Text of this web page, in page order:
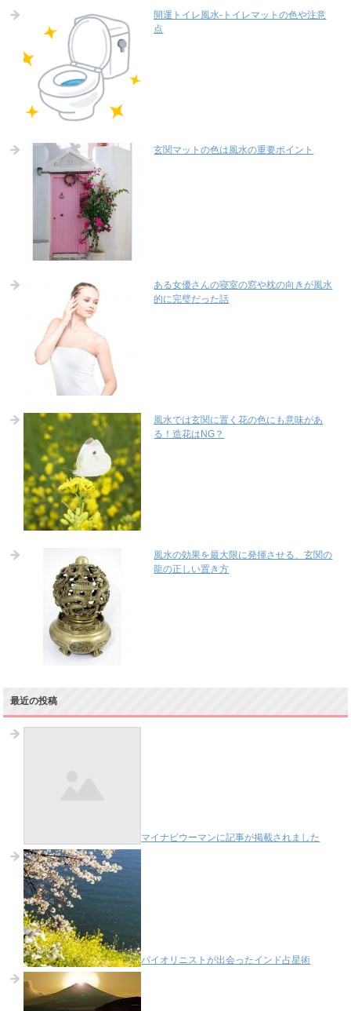
開運トイレ風水-トイレマットの色や注意
点
玄関マットの色は風水の重要ポイント
ある女優さんの寝室の窓や枕の向きが風水
的に完璧だった話
風水では玄関に置く花の色にも意味があ
る！造花はNG？
風水の効果を最大限に発揮させる、玄関の
龍の正しい置き方
最近の投稿
マイナビウーマンに記事が掲載されました
バイオリニストが出会ったインド占星術